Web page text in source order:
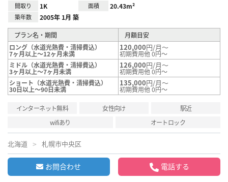
間取り 1K 面積 20.43m²
築年数 2005年 1月 築
プラン名・期間
月額目安
ロング（水道光熱費・清掃費込）
7ヶ月以上～12ヶ月未満
120,000円/月～
初期費用他 0円～
ミドル（水道光熱費・清掃費込）
3ヶ月以上～7ヶ月未満
126,000円/月～
初期費用他 0円～
ショート（水道光熱費・清掃費込）
30日以上～90日未満
135,000円/月～
初期費用他 0円～
インターネット無料 女性向け
駅近
wifiあり
オートロック
北海道 札幌市中央区
お問合わせ 電話する